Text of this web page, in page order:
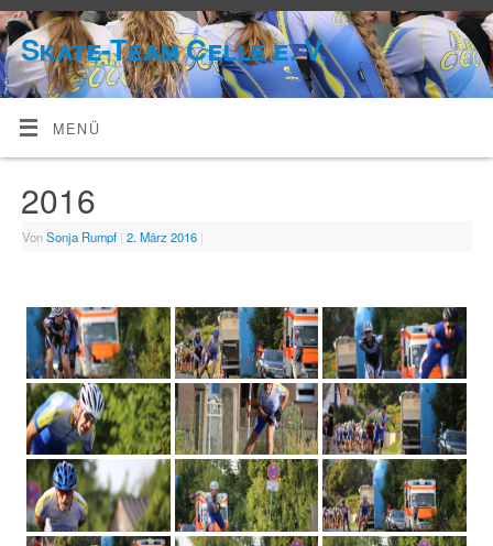
Skate-Team Celle e. V.
MENÜ
2016
VonSonja Rumpf | 2. März 2016 |